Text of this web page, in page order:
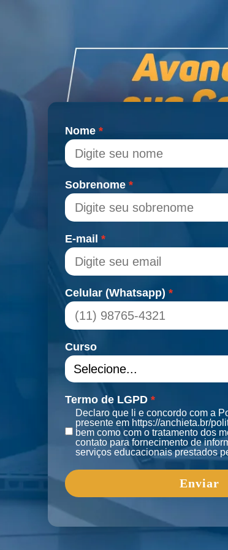
Nome
Sobrenome
E-mail
Celular (Whatsapp)
Curso
Termo de LGPD
Declaro que li e concordo com a
presente em https://anchieta.br/
bem como com o tratamento dos
contato para fornecimento de
serviços educacionais prestados
Enviar